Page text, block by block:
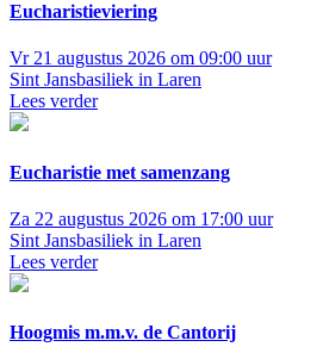
Eucharistieviering
Vr 21 augustus 2026 om 09:00 uur
Sint Jansbasiliek in Laren
Lees verder
Eucharistie met samenzang
Za 22 augustus 2026 om 17:00 uur
Sint Jansbasiliek in Laren
Lees verder
Hoogmis m.m.v. de Cantorij